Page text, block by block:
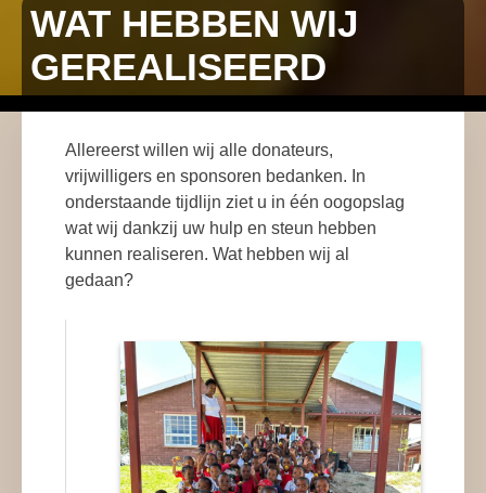
WAT HEBBEN WIJ
GEREALISEERD
Allereerst willen wij alle donateurs,
vrijwilligers en sponsoren bedanken. In
onderstaande tijdlijn ziet u in één oogopslag
wat wij dankzij uw hulp en steun hebben
kunnen realiseren. Wat hebben wij al
gedaan?